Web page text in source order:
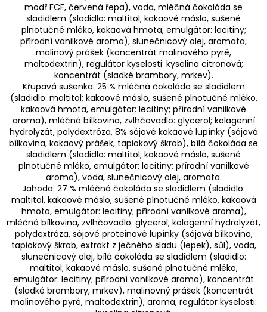
modř FCF, červená řepa), voda, mléčná čokoláda se
sladidlem (sladidlo: maltitol; kakaové máslo, sušené
plnotučné mléko, kakaová hmota, emulgátor: lecitiny;
přírodní vanilkové aroma), slunečnicový olej, aromata,
malinový prášek (koncentrát malinového pyré,
maltodextrin), regulátor kyselosti: kyselina citronová;
koncentrát (sladké brambory, mrkev).
Křupavá sušenka: 25 % mléčná čokoláda se sladidlem
(sladidlo: maltitol; kakaové máslo, sušené plnotučné mléko,
kakaová hmota, emulgátor: lecitiny; přírodní vanilkové
aroma), mléčná bílkovina, zvlhčovadlo: glycerol; kolagenní
hydrolyzát, polydextróza, 8% sójové kakaové lupínky (sójová
bílkovina, kakaový prášek, tapiokový škrob), bílá čokoláda se
sladidlem (sladidlo: maltitol; kakaové máslo, sušené
plnotučné mléko, emulgátor: lecitiny; přírodní vanilkové
aroma), voda, slunečnicový olej, aromata.
Jahoda: 27 % mléčná čokoláda se sladidlem (sladidlo:
maltitol, kakaové máslo, sušené plnotučné mléko, kakaová
hmota, emulgátor: lecitiny; přírodní vanilkové aroma),
mléčná bílkovina, zvlhčovadlo: glycerol; kolagenní hydrolyzát,
polydextróza, sójové proteinové lupínky (sójová bílkovina,
tapiokový škrob, extrakt z ječného sladu (lepek), sůl), voda,
slunečnicový olej, bílá čokoláda se sladidlem (sladidlo:
maltitol; kakaové máslo, sušené plnotučné mléko,
emulgátor: lecitiny; přírodní vanilkové aroma), koncentrát
(sladké brambory, mrkev), malinovný prášek (koncentrát
malinového pyré, maltodextrin), aroma, regulátor kyselosti: